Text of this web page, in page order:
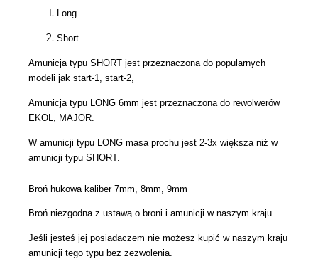
Long
Short.
Amunicja typu SHORT jest przeznaczona do popularnych
modeli jak start-1, start-2,
Amunicja typu LONG 6mm jest przeznaczona do rewolwerów
EKOL, MAJOR.
W amunicji typu LONG masa prochu jest 2-3x większa niż w
amunicji typu SHORT.
Broń hukowa kaliber 7mm, 8mm, 9mm
Broń niezgodna z ustawą o broni i amunicji w naszym kraju.
Jeśli jesteś jej posiadaczem nie możesz kupić w naszym kraju
amunicji tego typu bez zezwolenia.